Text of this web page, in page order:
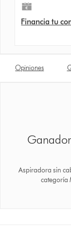
Financia tu
Opiniones
Aspiradora sin
categoría